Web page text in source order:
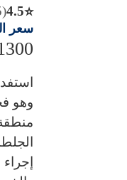
⭐
4.5(315 تقييم)
سعر
وهو